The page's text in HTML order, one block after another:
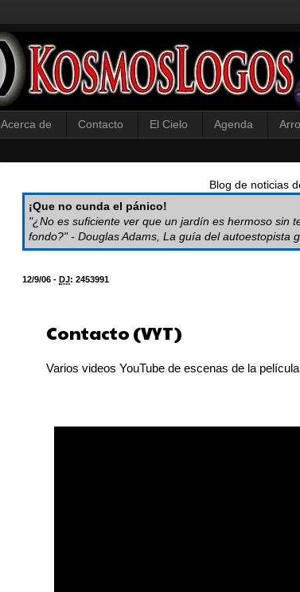
Acerca de Contacto El Cielo Agenda
Blog de noticias
¡Que no cunda el pánico!
"¿No es suficiente ver que un jardín es hermoso sin
fondo?" - Douglas Adams, La guía del autoestopista
12/9/06 - DJ: 2453991
Contacto (VYT)
Varios videos YouTube de escenas de la